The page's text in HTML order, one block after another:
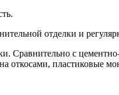
отделки и
Сравнительно с
откосами, пластиковые